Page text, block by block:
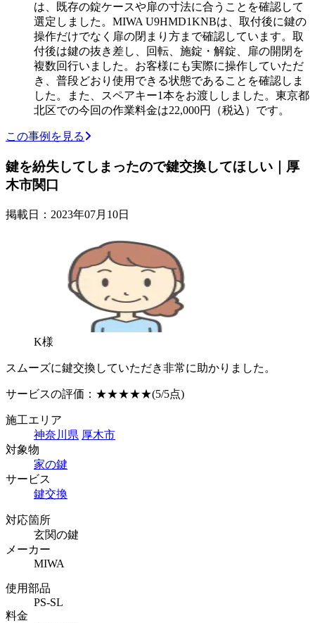
は、既存の錠ケースや扉の寸法に合うことを確認して
選定しました。MIWA U9HMD1KNBは、取付後に鍵の
操作だけでなく扉の閉まり方まで確認しています。取
付後は鍵の抜き差し、回転、施錠・解錠、扉の開閉を
複数回行いました。お客様にも実際に操作していただ
き、普段どおり使用できる状態であることを確認しま
した。また、スペアキー1本をお渡ししました。東京都
北区での今回の作業料金は22,000円（税込）です。
この事例を見る
鍵を紛失してしまったので鍵交換してほしい｜厚
木市関口
掲載日：2023年07月10日
K様
スムーズに鍵交換していただき非常に助かりました。
サービスの評価： ★★★★★(5/5点)
施工エリア
神奈川県 厚木市
対象物
家の鍵
サービス
鍵交換
対応箇所
玄関の鍵
メーカー
MIWA
使用部品
PS-SL
料金